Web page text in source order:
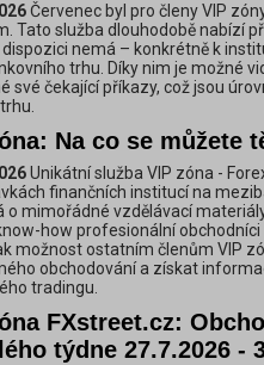
Červenec byl pro členy VIP
Tato služba dlouhodobě nabízí
nemá – konkrétně k
trhu. Díky nim je možné
své čekající příkazy, což jsou
Na co se můžete
Unikátní služba VIP zóna -
finančních institucí na
o mimořádné vzdělávací
how profesionální
možnost ostatním členům VIP
obchodování a získat
tradingu.
FXstreet.cz:
týdne 27.7.2026 -